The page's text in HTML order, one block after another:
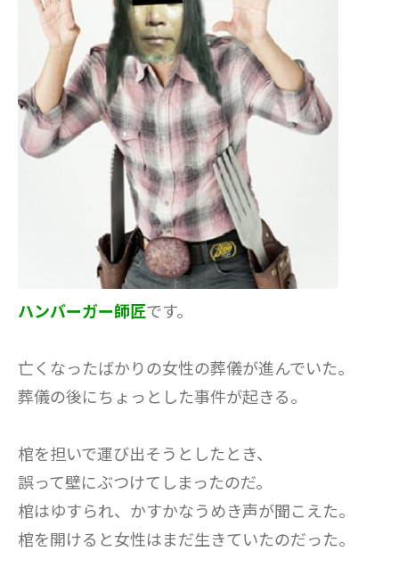
ハンバーガー師匠です。
亡くなったばかりの女性の葬儀が進んでいた。
葬儀の後にちょっとした事件が起きる。
棺を担いで運び出そうとしたとき、
誤って壁にぶつけてしまったのだ。
棺はゆすられ、かすかなうめき声が聞こえた。
棺を開けると女性はまだ生きていたのだった。